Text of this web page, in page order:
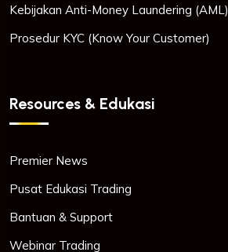
Kebijakan Anti-Money Laundering (AML)
Prosedur KYC (Know Your Customer)
Resources & Edukasi
Premier News
Pusat Edukasi Trading
Bantuan & Support
Webinar Trading